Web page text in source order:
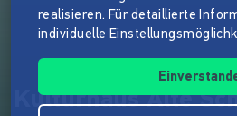
Kulturhaus Alte
realisieren. Für detaillierte
individuelle